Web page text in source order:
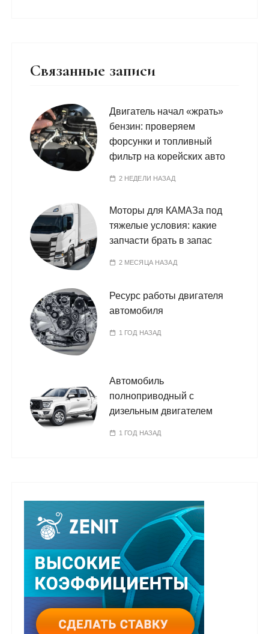
Связанные записи
Двигатель начал «жрать»
бензин: проверяем
форсунки и топливный
фильтр на корейских авто
2 НЕДЕЛИ НАЗАД
Моторы для КАМАЗа под
тяжелые условия: какие
запчасти брать в запас
2 МЕСЯЦА НАЗАД
Ресурс работы двигателя
автомобиля
1 ГОД НАЗАД
Автомобиль
полноприводный с
дизельным двигателем
1 ГОД НАЗАД